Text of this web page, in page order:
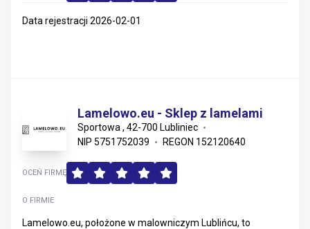
Data rejestracji 2026-02-01
Lamelowo.eu - Sklep z lamelami
Sportowa , 42-700 Lubliniec
NIP 5751752039
REGON 152120640
O FIRMIE
Lamelowo.eu, położone w malowniczym Lublińcu, to
OCEŃ FIRMĘ